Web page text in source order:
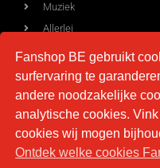
Muziek
Allerlei
Voorwaarden
Levering
Privacy
Fanshop BE gebruikt
surfervaring te
andere noodzakelijke
analytische cookies.
cookies wij mogen
Ontdek welke cookies